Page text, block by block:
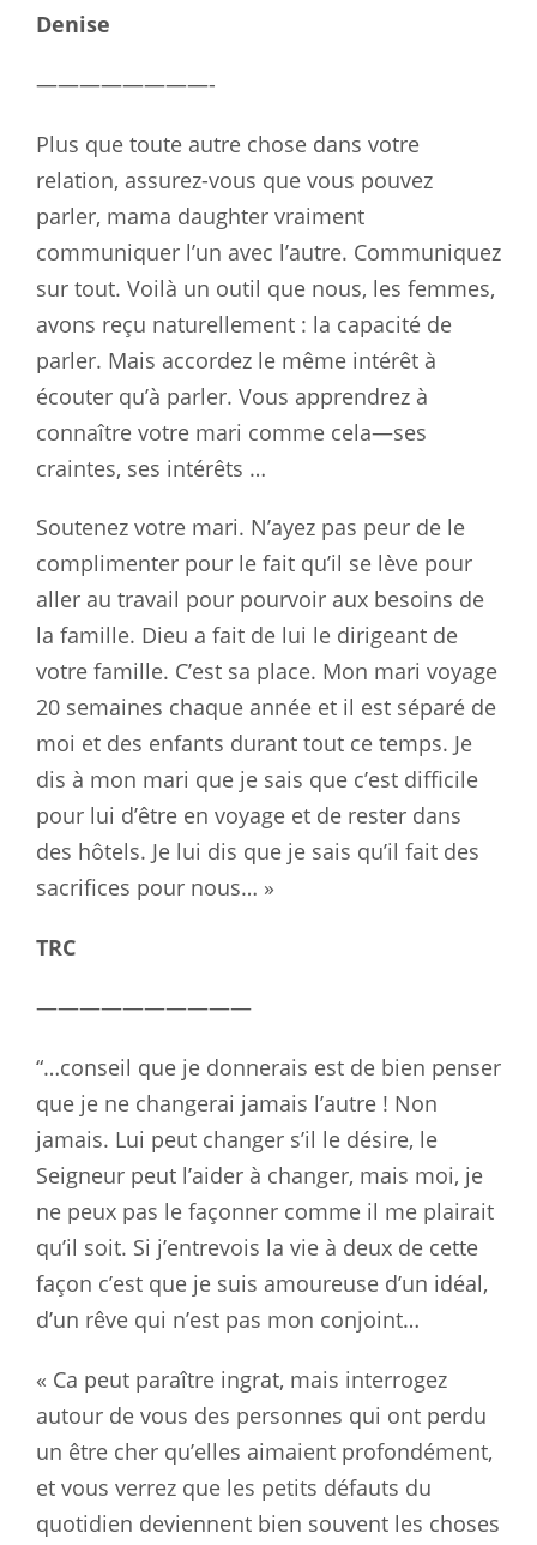
Denise
————————-
Plus que toute autre chose dans votre
relation, assurez-vous que vous pouvez
parler, mama daughter vraiment
communiquer l’un avec l’autre. Communiquez
sur tout. Voilà un outil que nous, les femmes,
avons reçu naturellement : la capacité de
parler. Mais accordez le même intérêt à
écouter qu’à parler. Vous apprendrez à
connaître votre mari comme cela—ses
craintes, ses intérêts …
Soutenez votre mari. N’ayez pas peur de le
complimenter pour le fait qu’il se lève pour
aller au travail pour pourvoir aux besoins de
la famille. Dieu a fait de lui le dirigeant de
votre famille. C’est sa place. Mon mari voyage
20 semaines chaque année et il est séparé de
moi et des enfants durant tout ce temps. Je
dis à mon mari que je sais que c’est difficile
pour lui d’être en voyage et de rester dans
des hôtels. Je lui dis que je sais qu’il fait des
sacrifices pour nous… »
TRC
——————————
“…conseil que je donnerais est de bien penser
que je ne changerai jamais l’autre ! Non
jamais. Lui peut changer s’il le désire, le
Seigneur peut l’aider à changer, mais moi, je
ne peux pas le façonner comme il me plairait
qu’il soit. Si j’entrevois la vie à deux de cette
façon c’est que je suis amoureuse d’un idéal,
d’un rêve qui n’est pas mon conjoint…
« Ca peut paraître ingrat, mais interrogez
autour de vous des personnes qui ont perdu
un être cher qu’elles aimaient profondément,
et vous verrez que les petits défauts du
quotidien deviennent bien souvent les choses